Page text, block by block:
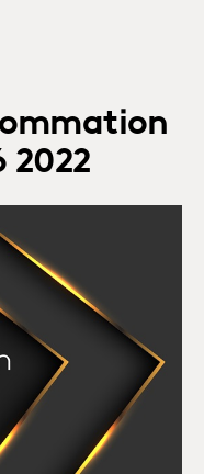
2022